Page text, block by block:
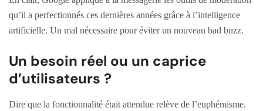
qu’il a perfectionnés ces dernières années grâce à l’intelligence
artificielle. Un mal nécessaire pour éviter un nouveau bad buzz.
Un besoin réel ou un caprice
d’utilisateurs ?
Dire que la fonctionnalité était attendue relève de l’euphémisme.